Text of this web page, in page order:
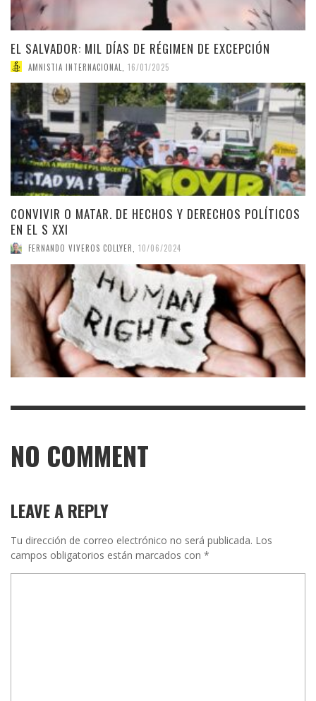
EL SALVADOR: MIL DÍAS DE RÉGIMEN DE EXCEPCIÓN
AMNISTIA INTERNACIONAL 16/01/2025
CONVIVIR O MATAR. DE HECHOS Y DERECHOS POLÍTICOS
EN EL S XXI
FERNANDO VIVEROS COLLYER, 10/06/2024
NO COMMENT
LEAVE A REPLY
Tu dirección de correo electrónico no será publicada. Los
campos obligatorios están marcados con *